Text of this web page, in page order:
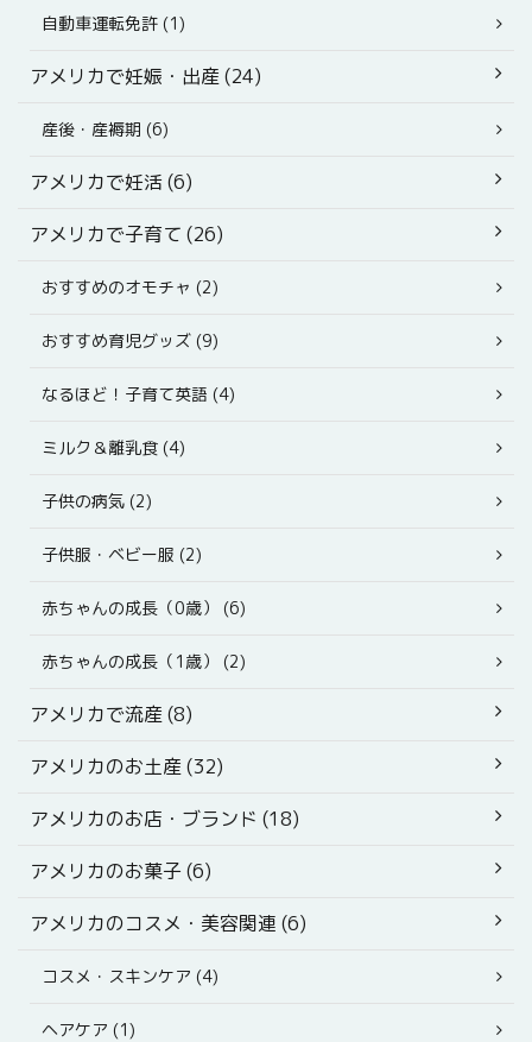
自動車運転免許 (1)
アメリカで妊娠・出産 (24)
産後・産褥期 (6)
アメリカで妊活 (6)
アメリカで子育て (26)
おすすめのオモチャ (2)
おすすめ育児グッズ (9)
なるほど！子育て英語 (4)
ミルク＆離乳食 (4)
子供の病気 (2)
子供服・ベビー服 (2)
赤ちゃんの成長（0歳） (6)
赤ちゃんの成長（1歳） (2)
アメリカで流産 (8)
アメリカのお土産 (32)
アメリカのお店・ブランド (18)
アメリカのお菓子 (6)
アメリカのコスメ・美容関連 (6)
コスメ・スキンケア (4)
ヘアケア (1)